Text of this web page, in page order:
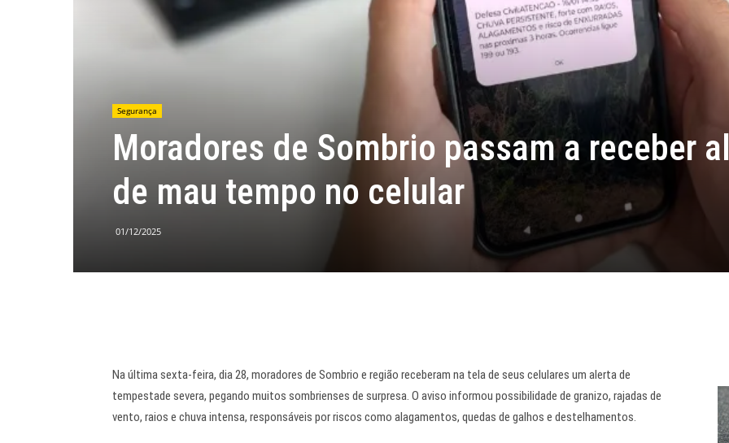
Segurança
Moradores de Sombrio passam a receber
de mau tempo no celular
01/12/2025
Na última sexta-feira, dia 28, moradores de Sombrio e região receberam na tela de seus celulares um alerta de
tempestade severa, pegando muitos sombrienses de surpresa. O aviso informou possibilidade de granizo, rajadas de
vento, raios e chuva intensa, responsáveis por riscos como alagamentos, quedas de galhos e destelhamentos.